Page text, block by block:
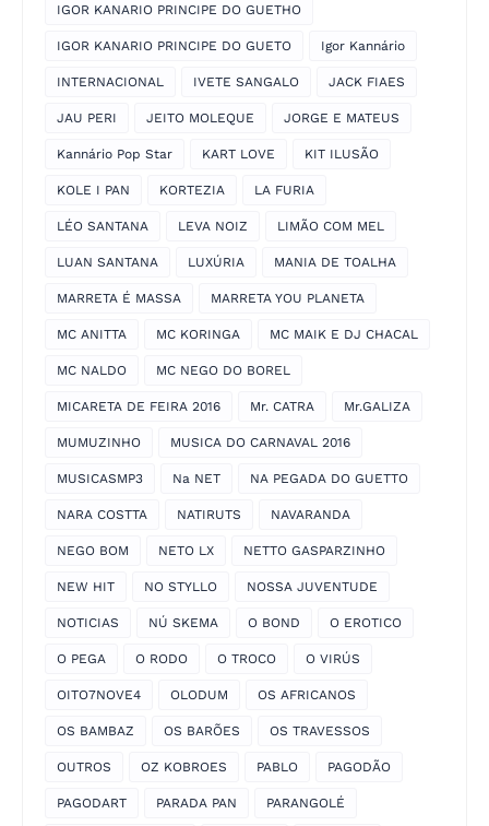
IGOR KANARIO PRINCIPE DO GUETHO
IGOR KANARIO PRINCIPE DO GUETO Igor Kannário
INTERNACIONAL IVETE SANGALO JACK FIAES
JAU PERI JEITO MOLEQUE JORGE E MATEUS
Kannário Pop Star KART LOVE KIT ILUSÃO
KOLE I PAN KORTEZIA LA FURIA
LÉO SANTANA LEVA NOIZ LIMÃO COM MEL
LUAN SANTANA LUXÚRIA MANIA DE TOALHA
MARRETA É MASSA MARRETA YOU PLANETA
MC ANITTA MC KORINGA MC MAIK E DJ CHACAL
MC NALDO MC NEGO DO BOREL
MICARETA DE FEIRA 2016 Mr. CATRA Mr.GALIZA
MUMUZINHO MUSICA DO CARNAVAL 2016
MUSICASMP3 Na NET NA PEGADA DO GUETTO
NARA COSTTA NATIRUTS NAVARANDA
NEGO BOM NETO LX NETTO GASPARZINHO
NEW HIT NO STYLLO NOSSA JUVENTUDE
NOTICIAS NÚ SKEMA O BOND O EROTICO
O PEGA O RODO O TROCO O VIRÚS
OITO7NOVE4 OLODUM OS AFRICANOS
OS BAMBAZ OS BARÕES OS TRAVESSOS
OUTROS OZ KOBROES PABLO PAGODÃO
PAGODART PARADA PAN PARANGOLÉ